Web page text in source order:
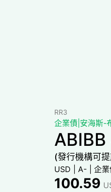
RR3
企業債 安海斯-
(發行機構可
USD A- 企
100.59